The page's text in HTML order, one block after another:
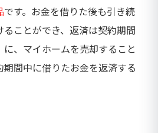
です。お金を借りた後も引き続
ことができ、返済は契約期間
、マイホームを売却すること
間中に借りたお金を返済する